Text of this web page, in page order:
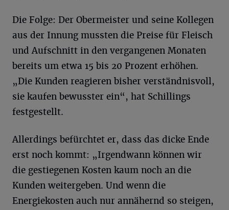
Die Folge: Der Obermeister und seine Kollegen
aus der Innung mussten die Preise für Fleisch
und Aufschnitt in den vergangenen Monaten
bereits um etwa 15 bis 20 Prozent erhöhen.
„Die Kunden reagieren bisher verständnisvoll,
sie kaufen bewusster ein“, hat Schillings
festgestellt.
Allerdings befürchtet er, dass das dicke Ende
erst noch kommt: „Irgendwann können wir
die gestiegenen Kosten kaum noch an die
Kunden weitergeben. Und wenn die
Energiekosten auch nur annähernd so steigen,